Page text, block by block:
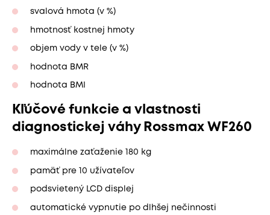
svalová hmota (v %)
hmotnosť kostnej hmoty
objem vody v tele (v %)
hodnota BMR
hodnota BMI
Kľúčové funkcie a vlastnosti
diagnostickej váhy Rossmax WF260
maximálne zaťaženie 180 kg
pamäť pre 10 užívateľov
podsvietený LCD displej
automatické vypnutie po dlhšej nečinnosti